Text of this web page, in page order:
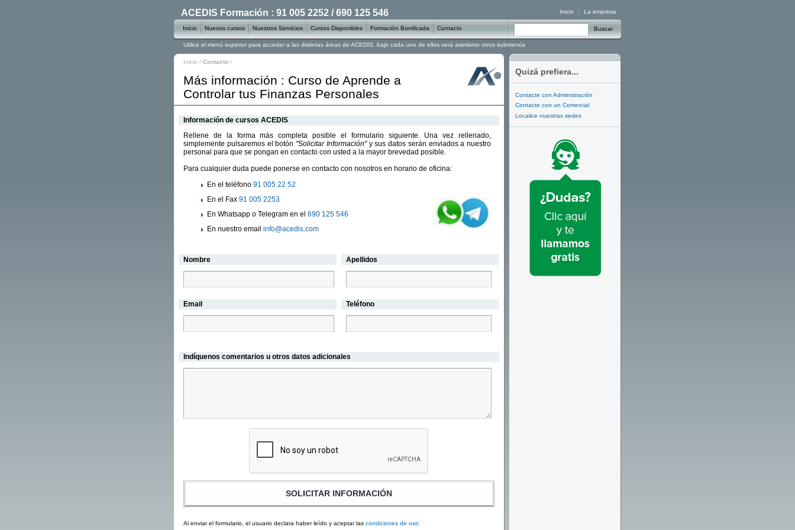
Inicio / Contacto /
Más información : Curso de Aprende a
Controlar tus Finanzas Personales
Información de cursos ACEDIS
Rellene de la forma más completa posible el formulario siguiente. Una vez rellenado,
simplemente pulsaremos el botón "Solicitar Información"y sus datos serán enviados a nuestro
personal para que se pongan en contacto con usted a la mayor brevedad posible.
Para cualquier duda puede ponerse en contacto con nosotros en horario de oficina:
En el teléfono 91 005 22 52
En el Fax 91 005 2253
En Whatsapp o Telegram en el 690 125 546
En nuestro email info@acedis.com
Nombre Apellidos
Email Teléfono
Indíquenos comentarios u otros datos adicionales
Al enviar el formulario, el usuario declara haber leído y aceptar las condiciones de uso.
Quizá prefiera...
Contacte con Administración
Contacte con un Comercial
Localice nuestras sedes
ACEDIS Formación : 91 005 2252 / 690 125 546 La empresa
Inicio
Inicio Nuevos cursos Nuestros Servicios Cursos Disponibles Formación Bonificada Contacto Buscar
Utilice el menú superior para acceder a las distintas áreas de ACEDIS, bajo cada uno de ellos verá asimismo otros submenús